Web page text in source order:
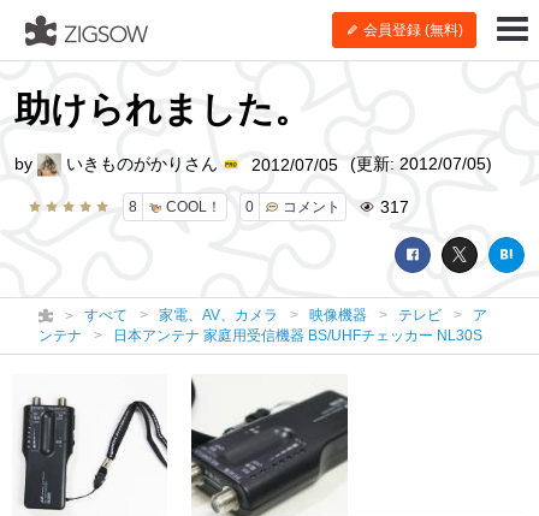
会員登録 (無料)
助けられました。
8 COOL！ 0 コメント 317
by いきものがかりさん 2012/07/05 (更新: 2012/07/05)
すべて 家電、AV、カメラ 映像機器 テレビ
ア
ンテナ
日本アンテナ 家庭用受信機器 BS/UHFチェッカー NL30S